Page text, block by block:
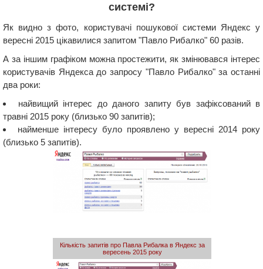
системі?
Як видно з фото, користувачі пошукової системи Яндекс у
вересні 2015 цікавилися запитом "Павло Рибалко" 60 разів.
А за іншим графіком можна простежити, як змінювався інтерес
користувачів Яндекса до запросу "Павло Рибалко" за останні
два роки:
найвищий інтерес до даного запиту був зафіксований в
травні 2015 року (близько 90 запитів);
найменше інтересу було проявлено у вересні 2014 року
(близько 5 запитів).
Кількість запитів про Павла Рибалка в Яндекс за
вересень 2015 року